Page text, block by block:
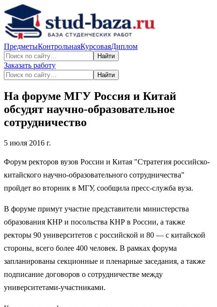
ПредметыКонтрольнаяКурсоваяДиплом
Найти
Заказать работу
Найти
На форуме МГУ Россия и Китай
обсудят научно-образовательное
сотрудничество
5 июля 2016 г.
Форум ректоров вузов России и Китая "Стратегия российско-
китайского научно-образовательного сотрудничества"
пройдет во вторник в МГУ, сообщила пресс-служба вуза.
В форуме примут участие представители министерства
образования КНР и посольства КНР в России, а также
ректоры 90 университетов с российской и 80 — с китайской
стороны, всего более 400 человек. В рамках форума
запланированы секционные и пленарные заседания, а также
подписание договоров о сотрудничестве между
университетами-участниками.